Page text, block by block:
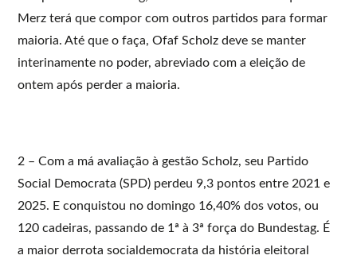
Merz terá que compor com outros partidos para formar
maioria. Até que o faça, Ofaf Scholz deve se manter
interinamente no poder, abreviado com a eleição de
ontem após perder a maioria.
2 – Com a má avaliação à gestão Scholz, seu Partido
Social Democrata (SPD) perdeu 9,3 pontos entre 2021 e
2025. E conquistou no domingo 16,40% dos votos, ou
120 cadeiras, passando de 1ª à 3ª força do Bundestag. É
a maior derrota socialdemocrata da história eleitoral